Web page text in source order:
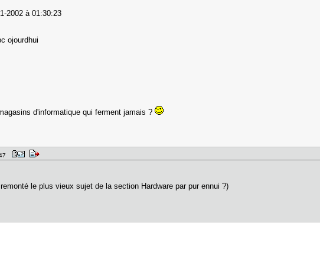
2002 à 01:30:23
ojourdhui
d'informatique qui ferment jamais ?
le plus vieux sujet de la section Hardware par pur ennui ?)